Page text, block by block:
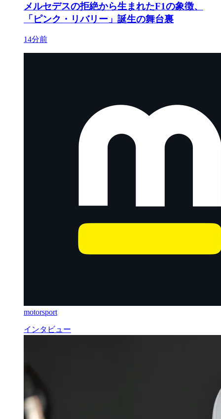
メルセデスの拒絶から生まれたF1の象徴、
「ピンク・リバリー」誕生の舞台裏
14分前
motorsport
インタビュー